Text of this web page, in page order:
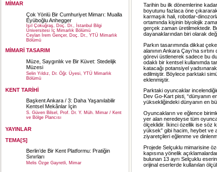
MİMAR
Çok Yönlü Bir Cumhuriyet Mimarı: Mualla
Eyüboğlu Anhegger
Işıl Çokuğraş, Doç. Dr., İstanbul Bilgi
Üniversitesi İç Mimarlık Bölümü
Ceylan İrem Gençer, Doç. Dr., YTÜ Mimarlık
Bölümü
MİMARİ TASARIM
Müze, Saygınlık ve Bir Küvet: Stedelijk
Müzesi
Selin Yıldız, Dr. Öğr. Üyesi, YTÜ Mimarlık
Bölümü
KENT TARİHİ
Başkent Ankara / 3: Daha Yaşanılabilir
Kentsel Mekânlar İçin
S. Güven Bilsel, Prof. Dr. Y. Müh. Mimar / Kent
ve Bölge Plancısı
YAYINLAR
TEMA[S]
Berlin’de Bir Kent Platformu: Pratiğin
Sınırları
Melis Özge Gayretli, Mimar
Tarihin bu ilk dönemlerine
boyutunu fazlaca öne
karmaşık hali, robotlar-
ortamında kişinin biyolojik
gerçek zaman üretilmektedir.
dayanaklarından biri olarak
Parkın tasarımında dikkat
alanının Ankara Çayı’na
görevi üstlenerek sadece bu
odaklı bir kentsel kullanımda
katacağı potansiyel
edilmiştir. Böylece parktaki
eklenmiştir.
Parktaki oyuncaklar
Dev Go-Kart pisti, “dünyanın
yüksekliğindeki dünyanın en
Oyuncakların ve eğlence
yer alan neredeyse tüm
ölçeklidir. İkinci özellik ise söz
yüksek” gibi hacim, heybet ve
ziyaretçileri eğlenme ve
Projede Selçuklu mimarisine
kapısına yönelik
bulunan 13 ayrı Selçuklu
orijinal eserlerde kullanılan